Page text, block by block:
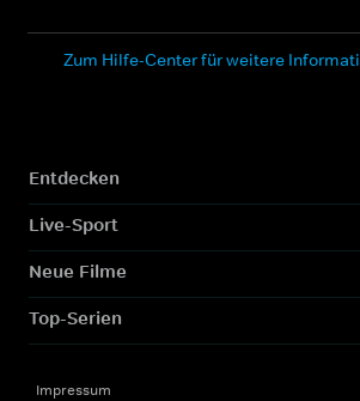
Zum Hilfe-Center für weitere
Entdecken
Live-Sport
Neue Filme
Top-Serien
Impressum